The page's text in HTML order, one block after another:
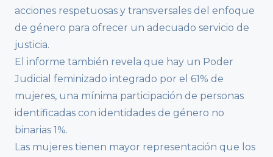
acciones respetuosas y transversales del enfoque
de género para ofrecer un adecuado servicio de
justicia.
El informe también revela que hay un Poder
Judicial feminizado integrado por el 61% de
mujeres, una mínima participación de personas
identificadas con identidades de género no
binarias 1%.
Las mujeres tienen mayor representación que los